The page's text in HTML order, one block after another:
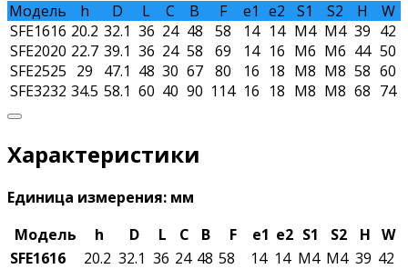
Модель
h D L C В F e1 e2 S1 S2 H
W
SFE1616 20.2 32.1 36 24 48 58 14 14 M4 M4 39 42
SFE2020 22.7 39.1 36 24 58 69 14 16 M6 M6 44 50
SFE2525 29 47.1 48 30 67 80 16 18 M8 M8 58 60
SFE3232 34.5 58.1 60 40 90 114 16 18 M8 M8 68 74
Характеристики
Единица измерения: мм
Модель
h D L C В F e1 e2 S1 S2 H W
SFE1616
20.2 32.1 36 24 48 58 14 14 M4 M4 39 42